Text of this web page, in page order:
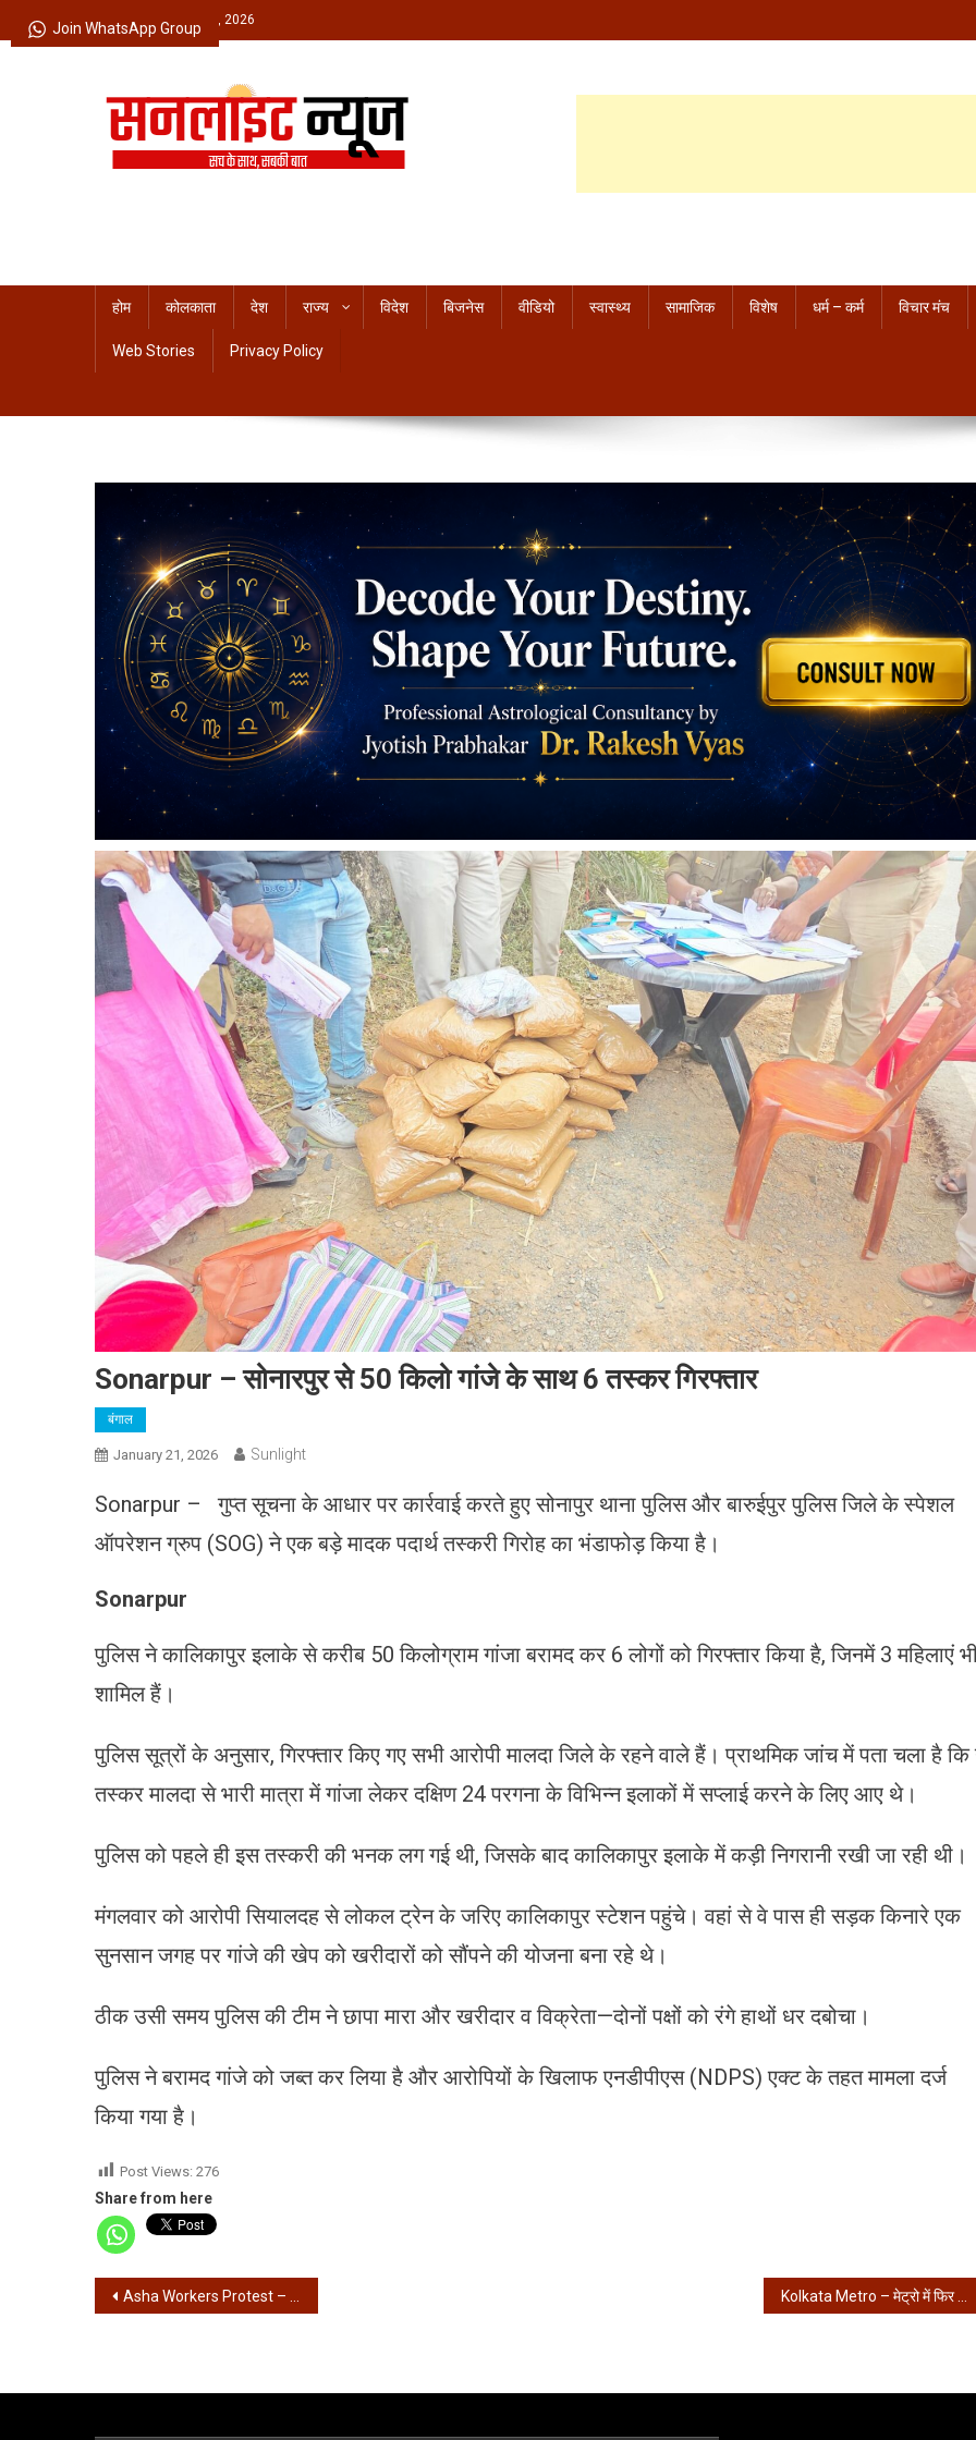
to
Friday, August 07, 2026
होम कोलकाता देश राज्य विदेश बिजनेस वीडियो स्वास्थ्य सामाजिक विशेष धर्म – कर्म विचार मंच
Web Stories Privacy Policy
Sonarpur – सोनारपुर से 50 किलो गांजे के साथ 6 तस्कर गिरफ्तार
बंगाल
January 21, 2026 Sunlight
Sonarpur – गुप्त सूचना के आधार पर कार्रवाई करते हुए सोनापुर थाना पुलिस और बारुईपुर पुलिस जिले के स्पेशल
ऑपरेशन ग्रुप (SOG) ने एक बड़े मादक पदार्थ तस्करी गिरोह का भंडाफोड़ किया है।
Sonarpur
पुलिस ने कालिकापुर इलाके से करीब 50 किलोग्राम गांजा बरामद कर 6 लोगों को गिरफ्तार किया है, जिनमें 3 महिलाएं
शामिल हैं।
पुलिस सूत्रों के अनुसार, गिरफ्तार किए गए सभी आरोपी मालदा जिले के रहने वाले हैं। प्राथमिक जांच में पता चला है कि
तस्कर मालदा से भारी मात्रा में गांजा लेकर दक्षिण 24 परगना के विभिन्न इलाकों में सप्लाई करने के लिए आए थे।
पुलिस को पहले ही इस तस्करी की भनक लग गई थी, जिसके बाद कालिकापुर इलाके में कड़ी निगरानी रखी जा रही थी।
मंगलवार को आरोपी सियालदह से लोकल ट्रेन के जरिए कालिकापुर स्टेशन पहुंचे। वहां से वे पास ही सड़क किनारे एक
सुनसान जगह पर गांजे की खेप को खरीदारों को सौंपने की योजना बना रहे थे।
ठीक उसी समय पुलिस की टीम ने छापा मारा और खरीदार व विक्रेता—दोनों पक्षों को रंगे हाथों धर दबोचा।
पुलिस ने बरामद गांजे को जब्त कर लिया है और आरोपियों के खिलाफ एनडीपीएस (NDPS) एक्ट के तहत मामला दर्ज
किया गया है।
Post Views: 276
Share from here
Post
Asha Workers Protest – आशा वर्कर्स का स्वास्थ्य भवन अभियान, धर्मतला में स्थिति तनावपूर्ण, हावड़ा, सियालदह में……
Join WhatsApp Group